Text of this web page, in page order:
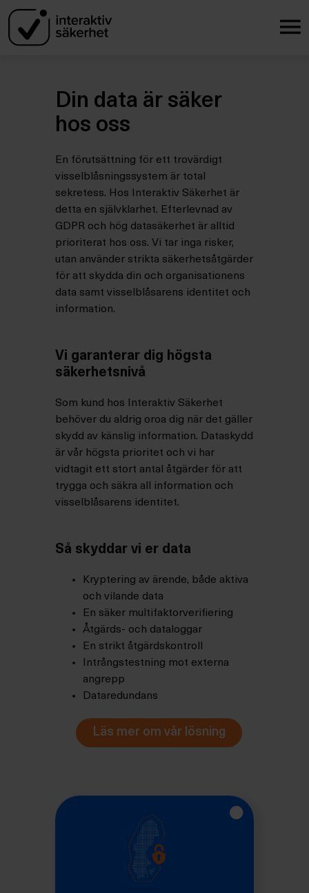
Din data är säker
hos oss
En förutsättning för ett trovärdigt
visselblåsningssystem är total
sekretess. Hos Interaktiv Säkerhet är
detta en självklarhet. Efterlevnad av
GDPR och hög datasäkerhet är alltid
prioriterat hos oss. Vi tar inga risker,
utan använder strikta säkerhetsåtgärder
för att skydda din och organisationens
data samt visselblåsarens identitet och
information.
Vi garanterar dig högsta
säkerhetsnivå
Som kund hos Interaktiv Säkerhet
behöver du aldrig oroa dig när det gäller
skydd av känslig information. Dataskydd
är vår högsta prioritet och vi har
vidtagit ett stort antal åtgärder för att
trygga och säkra all information och
visselblåsarens identitet.
Så skyddar vi er data
Kryptering av ärende, både aktiva
och vilande data
En säker multifaktorverifiering
Åtgärds- och dataloggar
En strikt åtgärdskontroll
Intrångstestning mot externa
angrepp
Dataredundans
Läs mer om vår lösning